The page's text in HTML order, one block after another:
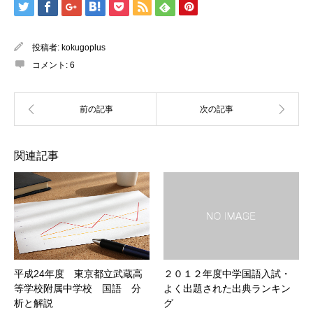
投稿者: kokugoplus
コメント: 6
関連記事
平成24年度 東京都立武蔵高
等学校附属中学校 国語 分
析と解説
２０１２年度中学国語入試・
よく出題された出典ランキン
グ